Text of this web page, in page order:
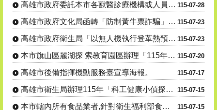
115-07-28
高雄市政府委託本市各獸醫診療機構或人員辦理「動物狂犬 病預防注射及核發證明文件」公告1份
115-07-23
高雄市政府文化局函轉「防制黃牛票詐騙」聯合宣導活動。
115-07-23
高雄市政府衛生局「以無人機執行登革熱預警風險巡查高處病媒蚊孳生源」公告。
115-07-20
本市旗山區麗湖探 索教育園區辦理「115年度犬貓絕育(結紮)三合一活 動」
115-07-17
高雄市後備指揮機動服務臺宣導海報。
115-07-15
高雄市衛生局辦理115年「科工健康小偵探出發!搜尋代謝健康線索」活動資訊宣導。
115-07-15
本市轄內所有食品業者,針對衛生福利部食品藥物管理署115年7月7日及115年7月9日公告之問題油品,....